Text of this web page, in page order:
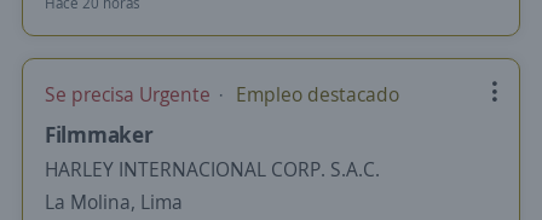
Se precisa Urgente Empleo destacado
Filmmaker
HARLEY INTERNACIONAL CORP. S.A.C.
La Molina, Lima